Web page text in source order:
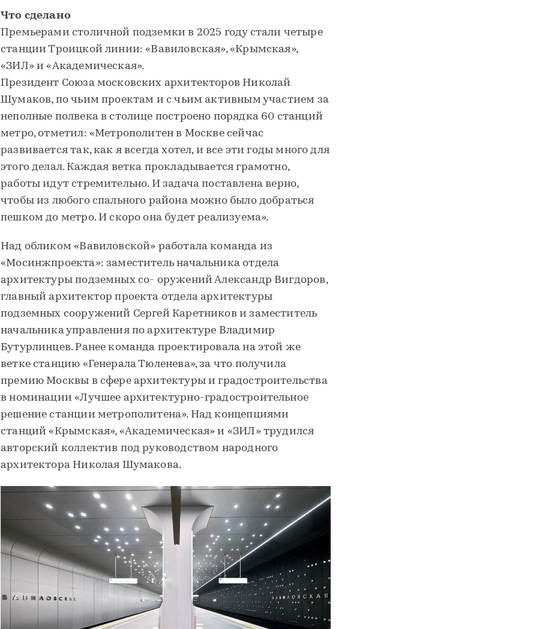
Что сделано
Премьерами столичной подземки в 2025 году стали четыре
станции Троицкой линии: «Вавиловская», «Крымская»,
«ЗИЛ» и «Академическая».
Президент Союза московских архитекторов Николай
Шумаков, по чьим проектам и с чьим активным участием за
неполные полвека в столице построено порядка 60 станций
метро, отметил: «Метрополитен в Москве сейчас
развивается так, как я всегда хотел, и все эти годы много для
этого делал. Каждая ветка прокладывается грамотно,
работы идут стремительно. И задача поставлена верно,
чтобы из любого спального района можно было добраться
пешком до метро. И скоро она будет реализуема».
Над обликом «Вавиловской» работала команда из
«Мосинжпроекта»: заместитель начальника отдела
архитектуры подземных со- оружений Александр Вигдоров,
главный архитектор проекта отдела архитектуры
подземных сооружений Сергей Каретников и заместитель
начальника управления по архитектуре Владимир
Бутурлинцев. Ранее команда проектировала на этой же
ветке станцию «Генерала Тюленева», за что получила
премию Москвы в сфере архитектуры и градостроительства
в номинации «Лучшее архитектурно-градостроительное
решение станции метрополитена». Над концепциями
станций «Крымская», «Академическая» и «ЗИЛ» трудился
авторский коллектив под руководством народного
архитектора Николая Шумакова.